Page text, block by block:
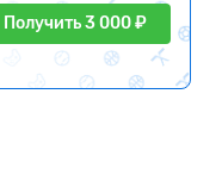
Получить 3 000 ₽